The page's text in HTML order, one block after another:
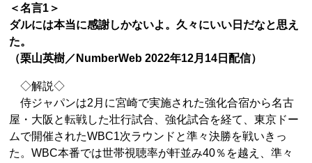
＜名言1＞
ダルには本当に感謝しかないよ。久々にいい日だなと思え
た。
（栗山英樹／NumberWeb 2022年12月14日配信）
◇解説◇
侍ジャパンは2月に宮崎で実施された強化合宿から名古
屋・大阪と転戦した壮行試合、強化試合を経て、東京ドー
ムで開催されたWBC1次ラウンドと準々決勝を戦いきっ
た。WBC本番では世帯視聴率が軒並み40％を越え、準々